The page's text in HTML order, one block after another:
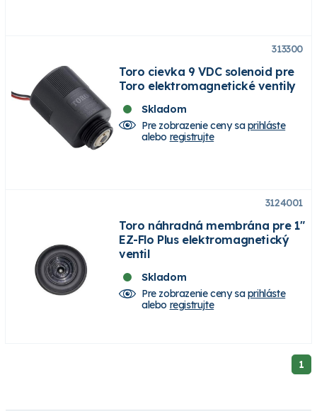
313300
Toro cievka 9 VDC solenoid pre
Toro elektromagnetické ventily
Skladom
Pre zobrazenie ceny saprihláste
alebo registrujte
3124001
Toro náhradná membrána pre 1"
EZ-Flo Plus elektromagnetický
ventil
Skladom
Pre zobrazenie ceny saprihláste
alebo registrujte
1